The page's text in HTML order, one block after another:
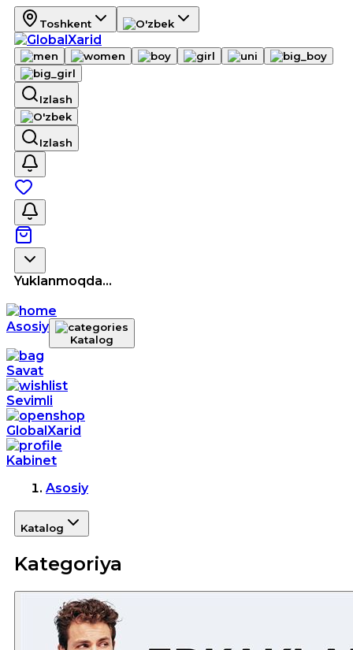
Toshkent
Izlash
Izlash
Yuklanmoqda...
Asosiy
Katalog
Savat
Sevimli
GlobalXarid
Kabinet
Asosiy
Katalog
Kategoriya